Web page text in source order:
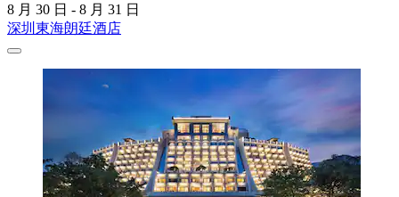
8 月 30 日 - 8 月 31 日
深圳東海朗廷酒店